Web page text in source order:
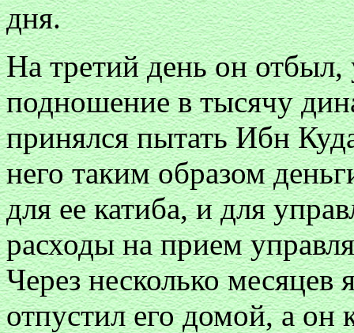
дня.
На третий день он
подношение в тысячу
принялся пытать Ибн
него таким образом
для ее катиба, и для
расходы на прием
Через несколько
отпустил его домой, а он